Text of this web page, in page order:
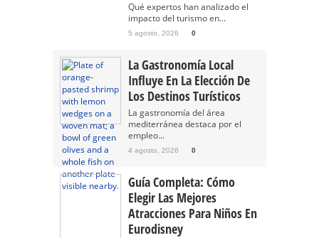
Qué expertos han analizado el
impacto del turismo en...
5 agosto, 2026 0
La Gastronomía Local
Influye En La Elección De
Los Destinos Turísticos
La gastronomía del área
mediterránea destaca por el
empleo...
4 agosto, 2026 0
Guía Completa: Cómo
Elegir Las Mejores
Atracciones Para Niños En
Eurodisney